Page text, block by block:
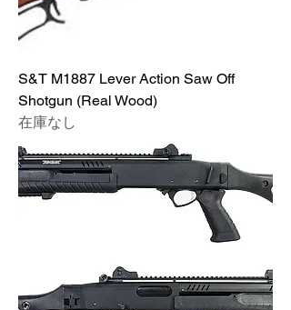
S&T M1887 Lever Action Saw Off
Shotgun (Real Wood)
在庫なし